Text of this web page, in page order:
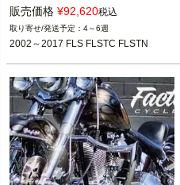
Factory47（ファクトリー47）
販売価格 ¥92,620税込
4～6週
2002～2017 FLS FLSTC FLSTN